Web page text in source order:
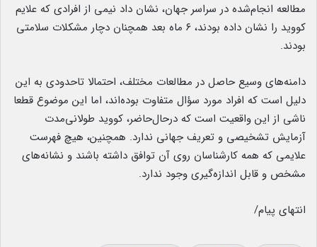
مطالعه انجام‌شده در سراسر جهان، نشان داد نیمی از افرادی که علایم
کووید را نشان داده بودند، ۶ ماه بعد همچنان دچار مشکلات سلامتی
بودند.
دامنه‌های وسیع حاصل در مطالعات مختلف، احتمالا تاحدودی به این
دلیل است که افراد مورد سؤال متفاوت بوده‌اند، اما این موضوع قطعا
ناشی از این واقعیت است که درحال‌حاضر، کووید طولانی‌مدت
آزمایش تشخیصی و تعریف جهانی ندارد. همچنین، هیچ فهرست
علایمی که همه‌ کارشناسان روی آن توافق داشته باشند و نشانه‌های
مشخص و قابل اندازه‌گیری وجود ندارد.
انتهای پیام/